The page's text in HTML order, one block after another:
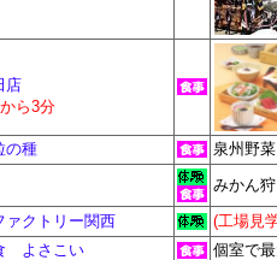
店
ら3分
の種 泉州野
みかん
ァクトリー関西
(工場
よさこい 個室で